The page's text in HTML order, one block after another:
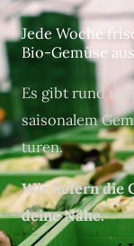
Jede Woche
Bio-Gemüse
Es gibt rund
saisonalem
turen.
Wir liefern die
deine Nähe.